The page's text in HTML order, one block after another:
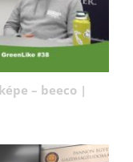
– beeco |